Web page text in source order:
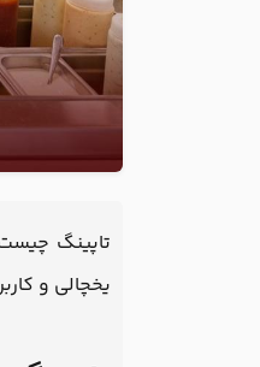
تاپینگ
یخچالی و